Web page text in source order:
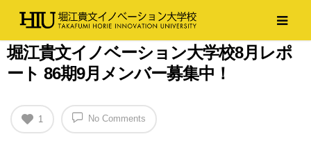
堀江貴文イノベーション大学校8月レポ
ート 86期9月メンバー募集中！
No Comments
1